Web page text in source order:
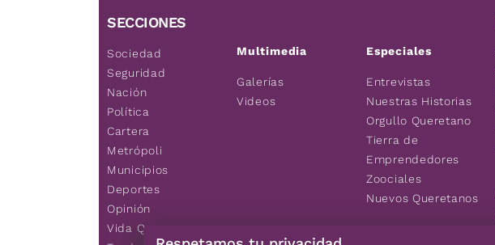
SECCIONES
Sociedad
Seguridad
Nación
Política
Cartera
Metrópoli
Municipios
Deportes
Opinión
Vida Q
Multimedia
Galerías
Videos
Especiales
Entrevistas
Nuestras Historias
Orgullo Queretano
Tierra de
Emprendedores
Zoociales
Nuevos Queretanos